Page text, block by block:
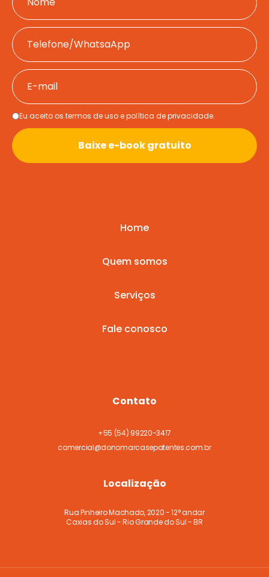
Eu aceito os termos de uso e política de privacidade.
Baixe e-book gratuito
Home
Quem somos
Serviços
Fale conosco
Contato
+55 (54) 99220-3417
comercial@donomarcasepatentes.com.br
Localização
Rua Pinheiro Machado, 2020 - 12° andar
Caxias do Sul - Rio Grande do Sul - BR